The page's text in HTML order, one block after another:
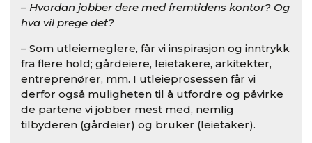
– Hvordan jobber dere med fremtidens kontor? Og
hva vil prege det?
– Som utleiemeglere, får vi inspirasjon og inntrykk
fra flere hold; gårdeiere, leietakere, arkitekter,
entreprenører, mm. I utleieprosessen får vi
derfor også muligheten til å utfordre og påvirke
de partene vi jobber mest med, nemlig
tilbyderen (gårdeier) og bruker (leietaker).